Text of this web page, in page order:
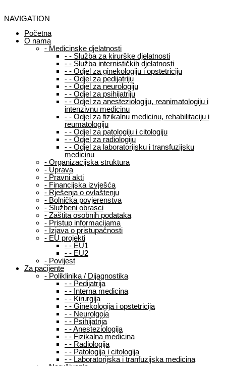
NAVIGATION
Početna
O nama
- Medicinske djelatnosti
- - Služba za kirurške djelatnosti
- - Služba internističkih djelatnosti
- - Odjel za ginekologiju i opstetriciju
- - Odjel za pedijatriju
- - Odjel za neurologiju
- - Odjel za psihijatriju
- - Odjel za anesteziologiju, reanimatologiju i
intenzivnu medicinu
- - Odjel za fizikalnu medicinu, rehabilitaciju i
reumatologiju
- - Odjel za patologiju i citologiju
- - Odjel za radiologiju
- - Odjel za laboratorijsku i transfuzijsku
medicinu
- Organizacijska struktura
- Uprava
- Pravni akti
- Financijska izvješća
- Rješenja o ovlaštenju
- Bolnička povjerenstva
- Službeni obrasci
- Zaštita osobnih podataka
- Pristup informacijama
- Izjava o pristupačnosti
- EU projekti
- - EU1
- - EU2
- Povijest
Za pacijente
- Poliklinika / Dijagnostika
- - Pedijatrija
- - Interna medicina
- - Kirurgija
- - Ginekologija i opstetricija
- - Neurolgoja
- - Psihijatrija
- -Anesteziologija
- - Fizikalna medicina
- - Radiologija
- - Patologija i citologija
- - Laboratorijska i tranfuzijska medicina